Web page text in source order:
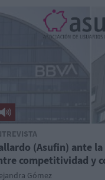
(Asufin) ante la
competitividad y
Gómez